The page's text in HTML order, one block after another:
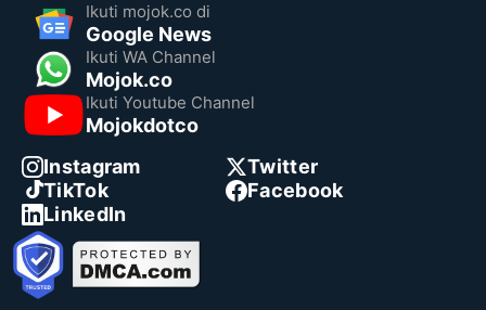
Ikuti mojok.co di
Google News
Ikuti WA Channel
Mojok.co
Ikuti Youtube Channel
Mojokdotco
Instagram
Twitter
TikTok
Facebook
LinkedIn